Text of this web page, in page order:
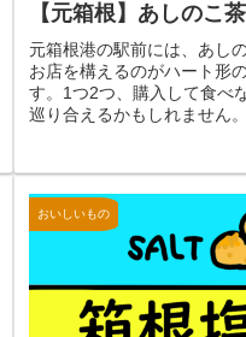
【元箱根】あしのこ
元箱根港の駅前には、あし
お店を構えるのがハート形
す。1つ2つ、購入して食べ
巡り合えるかもしれません
おいしいもの